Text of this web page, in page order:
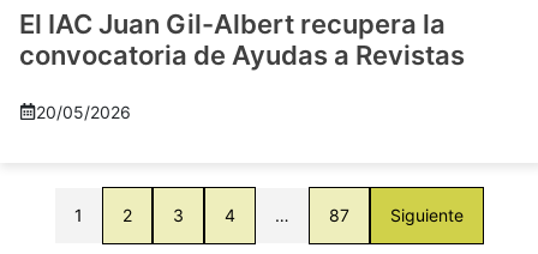
El IAC Juan Gil-Albert recupera la
convocatoria de Ayudas a Revistas
20/05/2026
1 2 3 4 … 87 Siguiente